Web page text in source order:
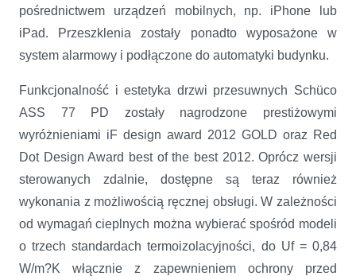
pośrednictwem urządzeń mobilnych, np. iPhone lub
iPad. Przeszklenia zostały ponadto wyposażone w
system alarmowy i podłączone do automatyki budynku.
Funkcjonalność i estetyka drzwi przesuwnych Schüco
ASS 77 PD zostały nagrodzone prestiżowymi
wyróżnieniami iF design award 2012 GOLD oraz Red
Dot Design Award best of the best 2012. Oprócz wersji
sterowanych zdalnie, dostępne są teraz również
wykonania z możliwością ręcznej obsługi. W zależności
od wymagań cieplnych można wybierać spośród modeli
o trzech standardach termoizolacyjności, do Uf = 0,84
W/m?K włącznie z zapewnieniem ochrony przed